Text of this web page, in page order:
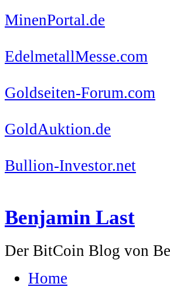
MinenPortal.de
EdelmetallMesse.com
Goldseiten-Forum.com
GoldAuktion.de
Bullion-Investor.net
Benjamin Last
Der BitCoin Blog von
Home